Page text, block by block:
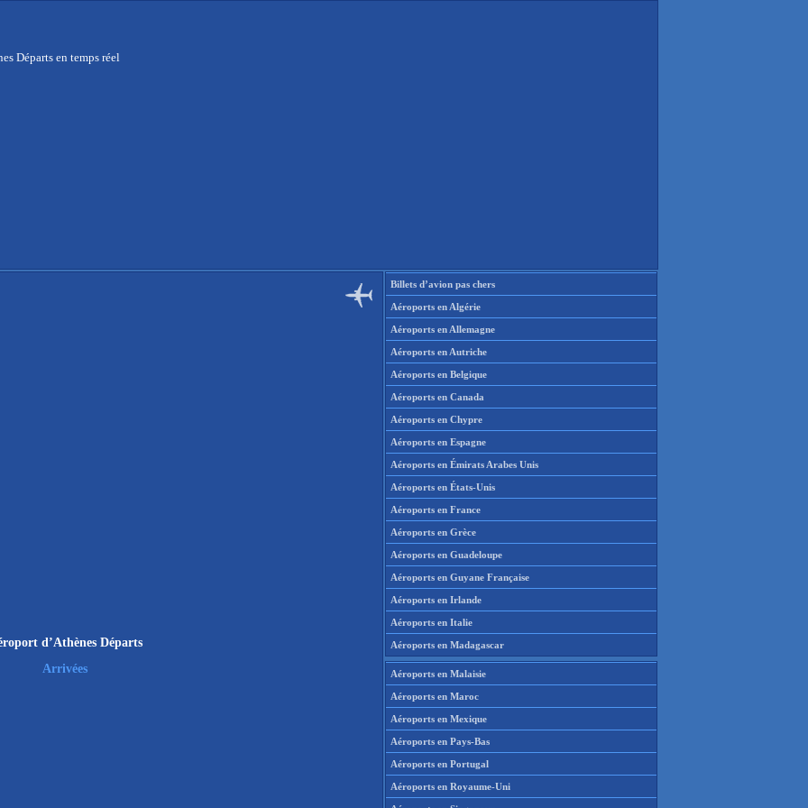
Départs en temps réel
d’Athènes Départs
Arrivées
Billets d’avion pas chers
Aéroports en Algérie
Aéroports en Allemagne
Aéroports en Autriche
Aéroports en Belgique
Aéroports en Canada
Aéroports en Chypre
Aéroports en Espagne
Aéroports en Émirats Arabes Unis
Aéroports en États-Unis
Aéroports en France
Aéroports en Grèce
Aéroports en Guadeloupe
Aéroports en Guyane Française
Aéroports en Irlande
Aéroports en Italie
Aéroports en Madagascar
Aéroports en Malaisie
Aéroports en Maroc
Aéroports en Mexique
Aéroports en Pays-Bas
Aéroports en Portugal
Aéroports en Royaume-Uni